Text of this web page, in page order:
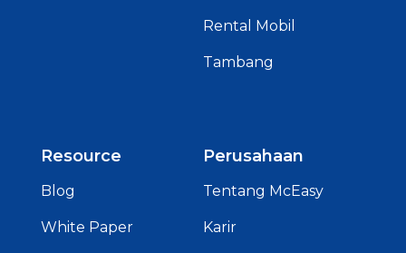
Rental Mobil
Tambang
Resource
Blog
White Paper
Perusahaan
Tentang McEasy
Karir